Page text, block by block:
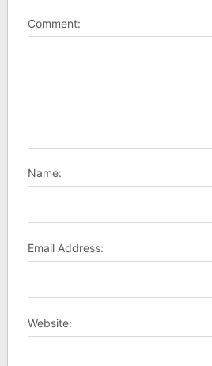
Comment:
Name:
Email Address:
Website: